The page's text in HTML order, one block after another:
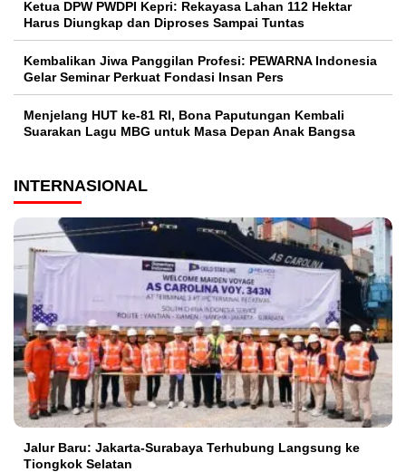
Ketua DPW PWDPI Kepri: Rekayasa Lahan 112 Hektar
Harus Diungkap dan Diproses Sampai Tuntas
Kembalikan Jiwa Panggilan Profesi: PEWARNA Indonesia
Gelar Seminar Perkuat Fondasi Insan Pers
Menjelang HUT ke-81 RI, Bona Paputungan Kembali
Suarakan Lagu MBG untuk Masa Depan Anak Bangsa
INTERNASIONAL
Jalur Baru: Jakarta-Surabaya Terhubung Langsung ke
Tiongkok Selatan